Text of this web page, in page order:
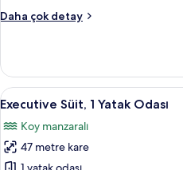
tüm
Daha çok detay
Oda,
(King)
Boy
Yatak
daha
fazla
detay
Executive
Süit,
1
Yatak
14
Executive Süit, 1 Yatak Odası
Koy manzaralı
47 metre kare